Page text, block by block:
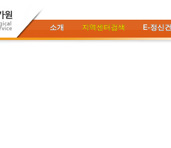
소개 지역센터검색 E-정신